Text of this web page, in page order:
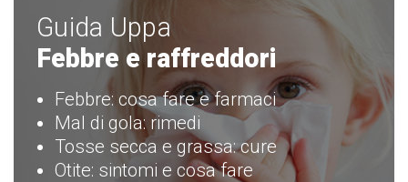
Guida Uppa
Febbre e raffreddori
Febbre: cosa fare e farmaci
Mal di gola: rimedi
Tosse secca e grassa: cure
Otite: sintomi e cosa fare